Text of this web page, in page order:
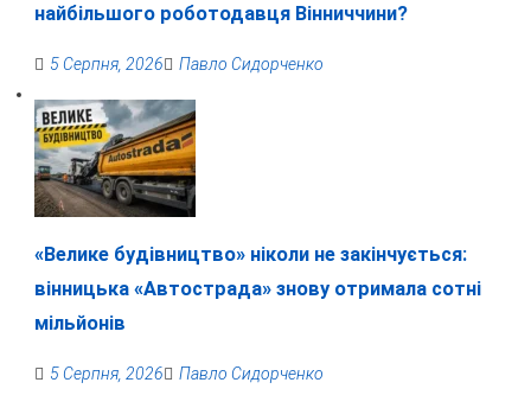
найбільшого роботодавця Вінниччини?
5 Серпня, 2026 Павло Сидорченко
«Велике будівництво» ніколи не закінчується:
вінницька «Автострада» знову отримала сотні
мільйонів
5 Серпня, 2026 Павло Сидорченко